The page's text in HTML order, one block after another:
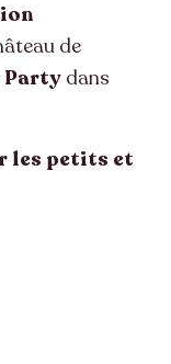
de
Party dans
les petits et